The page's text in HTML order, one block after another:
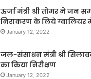
ऊर्जा मंत्री श्री तोमर ने जन
निराकरण के लिये ग्वालियर
January 12, 2022
जल-संसाधन मंत्री श्री
का किया निरीक्षण
January 12, 2022